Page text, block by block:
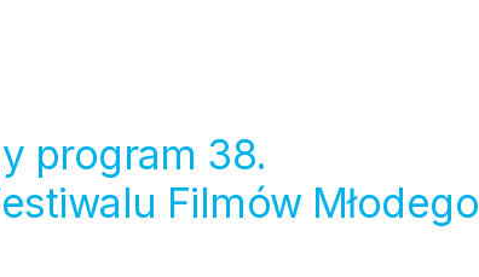
program 38.
Filmów Młodego